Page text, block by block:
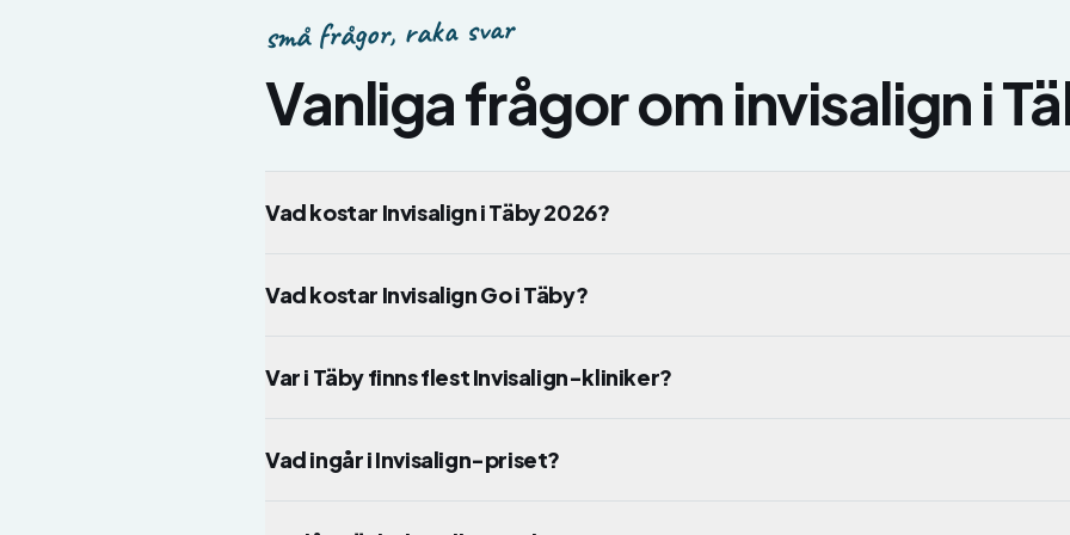
små frågor, raka svar
Vanliga frågor ominvisaligni
Vad kostar Invisalign i Täby 2026?
Vad kostar Invisalign Go i Täby?
Var i Täby finns flest Invisalign-kliniker?
Vad ingår i Invisalign-priset?